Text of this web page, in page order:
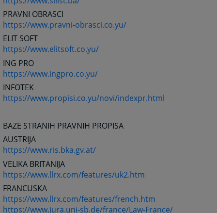
PRAVNI OBRASCI
https://www.pravni-obrasci.co.yu/
ELIT SOFT
https://www.elitsoft.co.yu/
ING PRO
https://www.ingpro.co.yu/
INFOTEK
https://www.propisi.co.yu/novi/indexpr.html
BAZE STRANIH PRAVNIH PROPISA
AUSTRIJA
https://www.ris.bka.gv.at/
VELIKA BRITANIJA
https://www.llrx.com/features/uk2.htm
FRANCUSKA
https://www.llrx.com/features/french.htm
https://www.jura.uni-sb.de/france/Law-France/